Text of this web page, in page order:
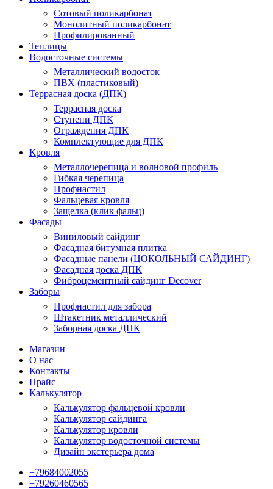
Сотовый поликарбонат
Монолитный поликарбонат
Профилированный
Теплицы
Водосточные системы
Металлический водосток
ПВХ (пластиковый)
Террасная доска (ДПК)
Террасная доска
Ступени ДПК
Ограждения ДПК
Комплектующие для ДПК
Кровля
Металлочерепица и волновой профиль
Гибкая черепица
Профнастил
Фальцевая кровля
Защелка (клик фальц)
Фасады
Виниловый сайдинг
Фасадная битумная плитка
Фасадные панели (ЦОКОЛЬНЫЙ САЙДИНГ)
Фасадная доска ДПК
Фиброцементный сайдинг Decover
Заборы
Профнастил для забора
Штакетник металлический
Заборная доска ДПК
Магазин
О нас
Контакты
Прайс
Калькулятор
Калькулятор фальцевой кровли
Калькулятор сайдинга
Калькулятор кровли
Калькулятор водосточной системы
Дизайн экстерьера дома
+79684002055
+79260460565